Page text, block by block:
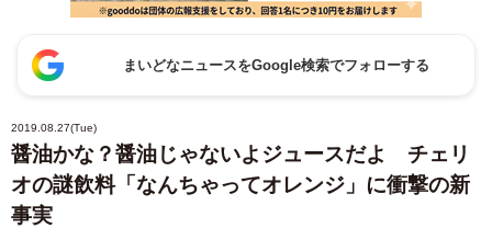
まいどなニュースをGoogle検索でフォローする
2019.08.27(Tue)
醤油かな？醤油じゃないよジュースだよ チェリ
オの謎飲料「なんちゃってオレンジ」に衝撃の新
事実